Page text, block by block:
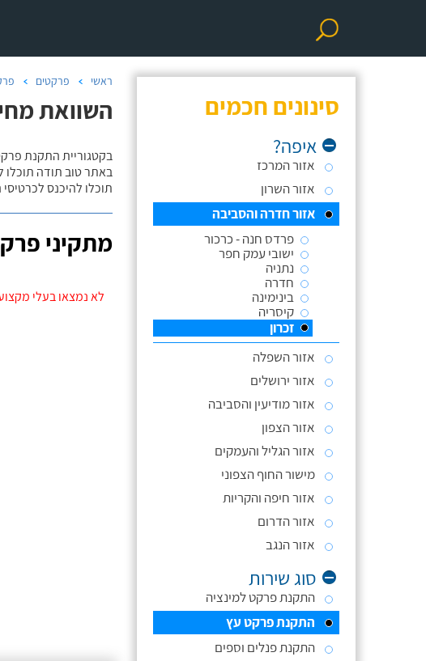
סינונים חכמים
איפה?
אזור המרכז
אזור השרון
אזור חדרה והסביבה
פרדס חנה - כרכור
ישובי עמק חפר
נתניה
חדרה
בינימינה
קיסריה
זכרון
אזור השפלה
אזור ירושלים
אזור מודיעין והסביבה
אזור הצפון
אזור הגליל והעמקים
מישור החוף הצפוני
אזור חיפה והקריות
אזור הדרום
אזור הנגב
סוג שירות
התקנת פרקט למינציה
התקנת פרקט עץ
התקנת פנלים וספים
ראשי פרקטים
השוואת
בקטגוריית התקנת
באתר טוב תודה תוכלו
תוכלו להיכנס
מתקיני
לא נמצאו בעלי